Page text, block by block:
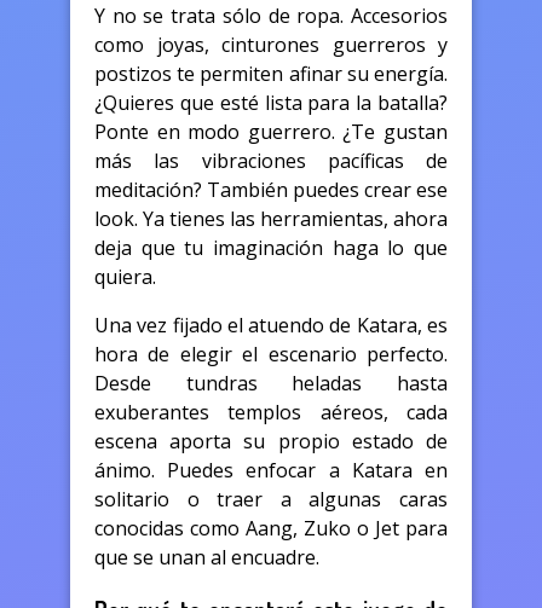
Y no se trata sólo de ropa. Accesorios
como joyas, cinturones guerreros y
postizos te permiten afinar su energía.
¿Quieres que esté lista para la batalla?
Ponte en modo guerrero. ¿Te gustan
más las vibraciones pacíficas de
meditación? También puedes crear ese
look. Ya tienes las herramientas, ahora
deja que tu imaginación haga lo que
quiera.
Una vez fijado el atuendo de Katara, es
hora de elegir el escenario perfecto.
Desde tundras heladas hasta
exuberantes templos aéreos, cada
escena aporta su propio estado de
ánimo. Puedes enfocar a Katara en
solitario o traer a algunas caras
conocidas como Aang, Zuko o Jet para
que se unan al encuadre.